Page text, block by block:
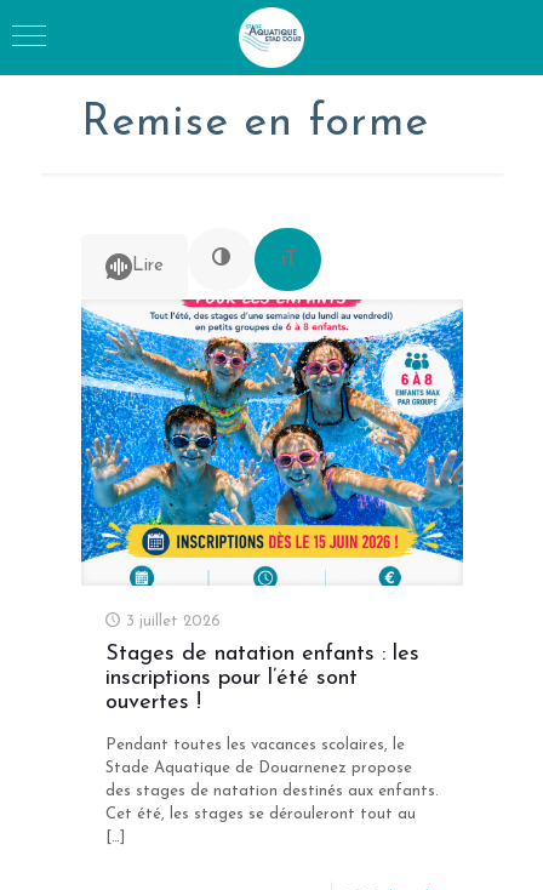
Remise en forme
Lire
3 juillet 2026
Stages de natation enfants : les
inscriptions pour l’été sont
ouvertes !
Pendant toutes les vacances scolaires, le
Stade Aquatique de Douarnenez propose
des stages de natation destinés aux enfants.
Cet été, les stages se dérouleront tout au
[…]